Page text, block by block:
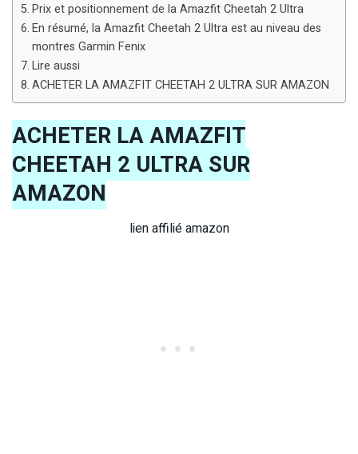
Prix et positionnement de la Amazfit Cheetah 2 Ultra
En résumé, la Amazfit Cheetah 2 Ultra est au niveau des
montres Garmin Fenix
Lire aussi
ACHETER LA AMAZFIT CHEETAH 2 ULTRA SUR AMAZON
ACHETER LA AMAZFIT
CHEETAH 2 ULTRA SUR
AMAZON
lien affilié amazon